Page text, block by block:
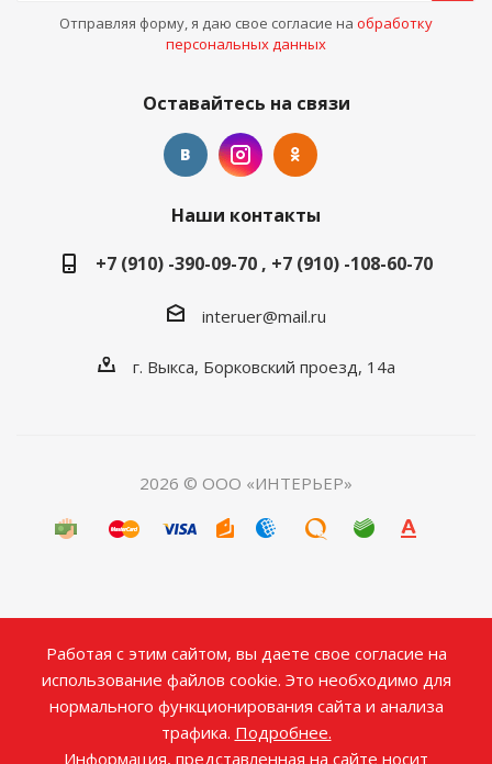
Отправляя форму, я даю свое согласие на обработку
персональных данных
Оставайтесь на связи
Наши контакты
+7 (910) -390-09-70 , +7 (910) -108-60-70
interuer@mail.ru
г. Выкса, Борковский проезд, 14а
2026 © ООО «ИНТЕРЬЕР»
Работая с этим сайтом, вы даете свое согласие на
использование файлов cookie. Это необходимо для
нормального функционирования сайта и анализа
трафика. Подробнее.
Информация, представленная на сайте носит